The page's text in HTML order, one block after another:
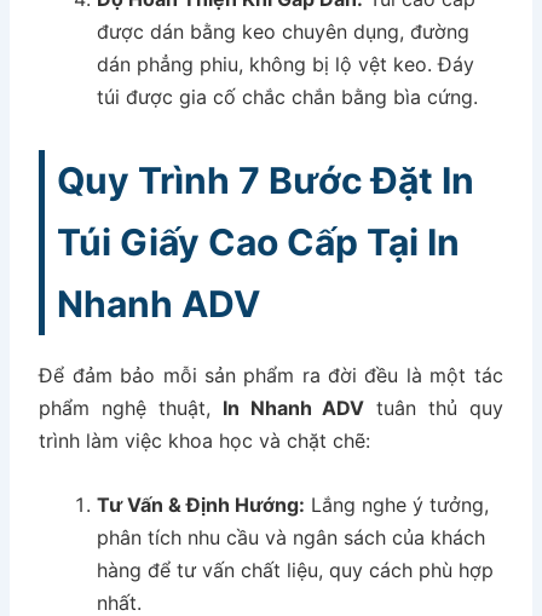
được dán bằng keo chuyên dụng, đường
dán phẳng phiu, không bị lộ vệt keo. Đáy
túi được gia cố chắc chắn bằng bìa cứng.
Quy Trình 7 Bước Đặt In
Túi Giấy Cao Cấp Tại In
Nhanh ADV
Để đảm bảo mỗi sản phẩm ra đời đều là một tác
phẩm nghệ thuật, In Nhanh ADV tuân thủ quy
trình làm việc khoa học và chặt chẽ:
Tư Vấn & Định Hướng: Lắng nghe ý tưởng,
phân tích nhu cầu và ngân sách của khách
hàng để tư vấn chất liệu, quy cách phù hợp
nhất.